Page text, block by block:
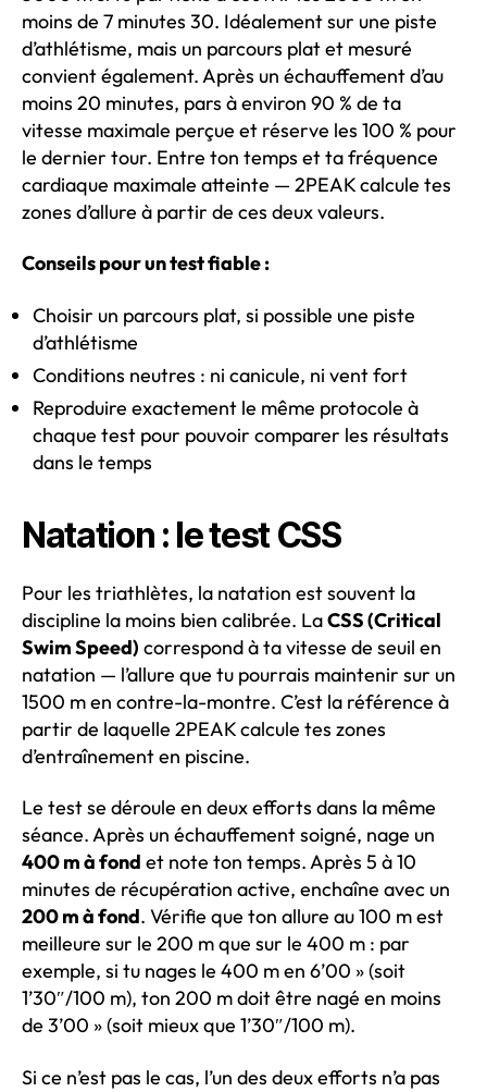
moins de 7 minutes 30. Idéalement sur une piste
d’athlétisme, mais un parcours plat et mesuré
convient également. Après un échauffement d’au
moins 20 minutes, pars à environ 90 % de ta
vitesse maximale perçue et réserve les 100 % pour
le dernier tour. Entre ton temps et ta fréquence
cardiaque maximale atteinte — 2PEAK calcule tes
zones d’allure à partir de ces deux valeurs.
Conseils pour un test fiable :
Choisir un parcours plat, si possible une piste
d’athlétisme
Conditions neutres : ni canicule, ni vent fort
Reproduire exactement le même protocole à
chaque test pour pouvoir comparer les résultats
dans le temps
Natation : le test CSS
Pour les triathlètes, la natation est souvent la
discipline la moins bien calibrée. LaCSS (Critical
Swim Speed) correspond à ta vitesse de seuil en
natation — l’allure que tu pourrais maintenir sur un
1500 m en contre-la-montre. C’est la référence à
partir de laquelle 2PEAK calcule tes zones
d’entraînement en piscine.
Le test se déroule en deux efforts dans la même
séance. Après un échauffement soigné, nage un
400 m à fond et note ton temps. Après 5 à 10
minutes de récupération active, enchaîne avec un
200 m à fond. Vérifie que ton allure au 100 m est
meilleure sur le 200 m que sur le 400 m : par
exemple, si tu nages le 400 m en 6’00 » (soit
1’30″/100 m), ton 200 m doit être nagé en moins
de 3’00 » (soit mieux que 1’30″/100 m).
Si ce n’est pas le cas, l’un des deux efforts n’a pas